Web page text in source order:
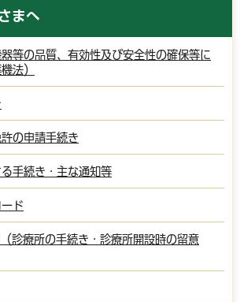
まへ
等の品質、有効性及び安全性の確保等に
法）
の申請手続き
手続き・主な通知等
ド
診療所の手続き・診療所開設時の留意